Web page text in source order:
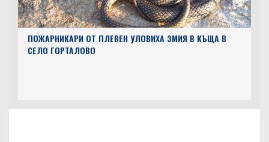
ПОЖАРНИКАРИ ОТ ПЛЕВЕН УЛОВИХА ЗМИЯ В КЪЩА В
СЕЛО ГОРТАЛОВО